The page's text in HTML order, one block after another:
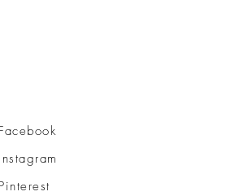
Facebook
Instagram
Pinterest